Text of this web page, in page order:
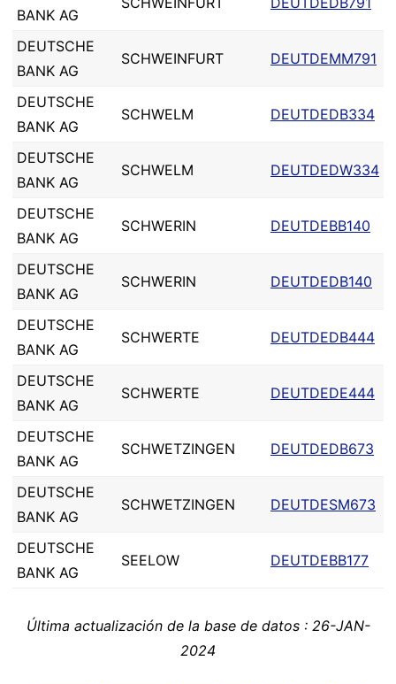
BANK AG
DEUTSCHE
BANK AG
SCHWEINFURT DEUTDEMM791
DEUTSCHE
BANK AG
SCHWELM DEUTDEDB334
DEUTSCHE
BANK AG
SCHWELM DEUTDEDW334
DEUTSCHE
BANK AG
SCHWERIN DEUTDEBB140
DEUTSCHE
BANK AG
SCHWERIN DEUTDEDB140
DEUTSCHE
BANK AG
SCHWERTE DEUTDEDB444
DEUTSCHE
BANK AG
SCHWERTE DEUTDEDE444
DEUTSCHE
BANK AG
SCHWETZINGEN DEUTDEDB673
DEUTSCHE
BANK AG
SCHWETZINGEN DEUTDESM673
DEUTSCHE
BANK AG
SEELOW DEUTDEBB177
Última actualización de la base de datos : 26-JAN-
2024